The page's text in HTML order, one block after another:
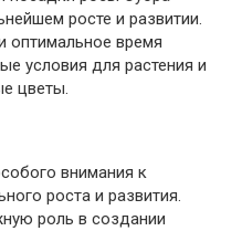
росте и развитии.
оптимальное время
условия для растения и
цветы.
внимания к
роста и развития.
роль в создании